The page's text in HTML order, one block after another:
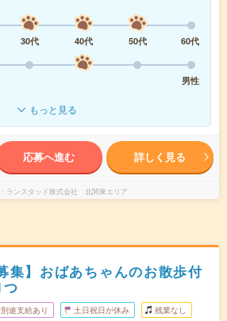
30代 40代 50代
60代
男性
もっと見る
応募へ進む 詳しく見る
ランスタッド株式会社 北関東エリア
集】おばあちゃんのお散歩付
途支給あり 土日祝日が休み 残業なし